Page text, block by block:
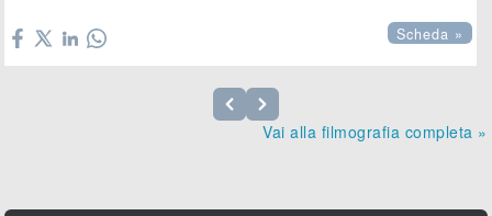
Scheda »
Vai alla filmografia completa »